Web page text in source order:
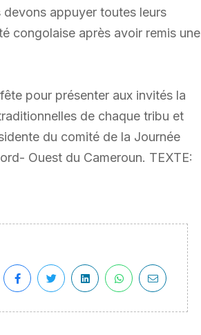
devons appuyer toutes leurs
congolaise après avoir remis une
pour présenter aux invités la
de chaque tribu et
du comité de la Journée
Ouest du Cameroun. TEXTE: